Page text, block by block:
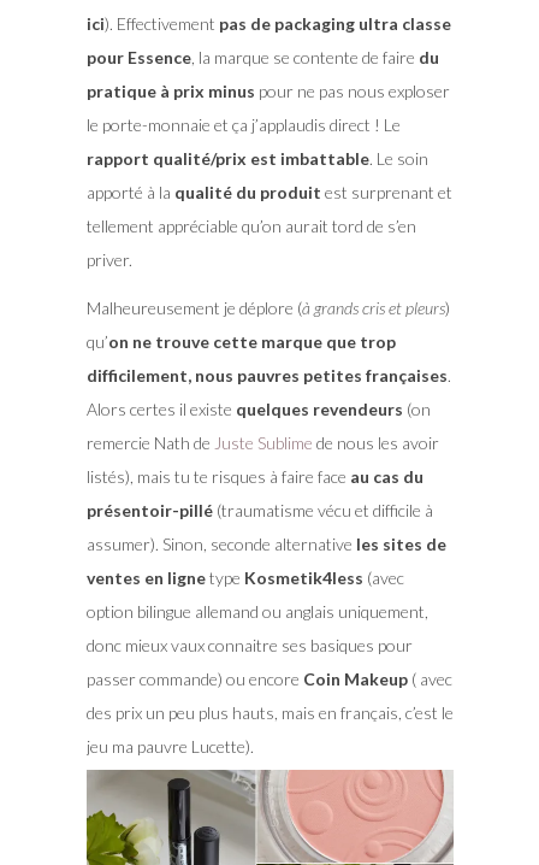
ici). Effectivement pas de packaging ultra classe
pour Essence, la marque se contente de faire du
pratique à prix minus pour ne pas nous exploser
le porte-monnaie et ça j’applaudis direct ! Le
rapport qualité/prix est imbattable. Le soin
apporté à la qualité du produit est surprenant et
tellement appréciable qu’on aurait tord de s’en
priver.
Malheureusement je déplore (à grands cris et pleurs)
qu’on ne trouve cette marque que trop
difficilement, nous pauvres petites françaises.
Alors certes il existe quelques revendeurs (on
remercie Nath de Juste Sublime de nous les avoir
listés), mais tu te risques à faire face au cas du
présentoir-pillé(traumatisme vécu et difficile à
assumer). Sinon, seconde alternative les sites de
ventes en lignetype Kosmetik4less (avec
option bilingue allemand ou anglais uniquement,
donc mieux vaux connaitre ses basiques pour
passer commande) ou encore Coin Makeup( avec
des prix un peu plus hauts, mais en français, c’est le
jeu ma pauvre Lucette).